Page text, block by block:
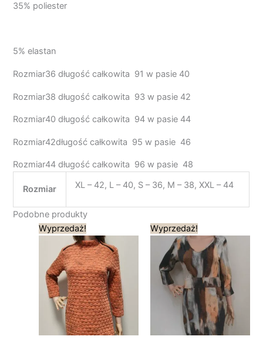
35% poliester
5% elastan
Rozmiar36 długość całkowita 91 w pasie 40
Rozmiar38 długość całkowita 93 w pasie 42
Rozmiar40 długość całkowita 94 w pasie 44
Rozmiar42długość całkowita 95 w pasie 46
Rozmiar44 długość całkowita 96 w pasie 48
Rozmiar XL – 42, L – 40, S – 36, M – 38, XXL – 44
Podobne produkty
Wyprzedaż!Pierwotna
cena
wynosiła:
239,00 zł.
cena
wynosi:
120,00 zł.
Wyprzedaż!Pierwotna
cena
wynosiła:
189,00 zł.
cena
wynosi:
94,50 zł.